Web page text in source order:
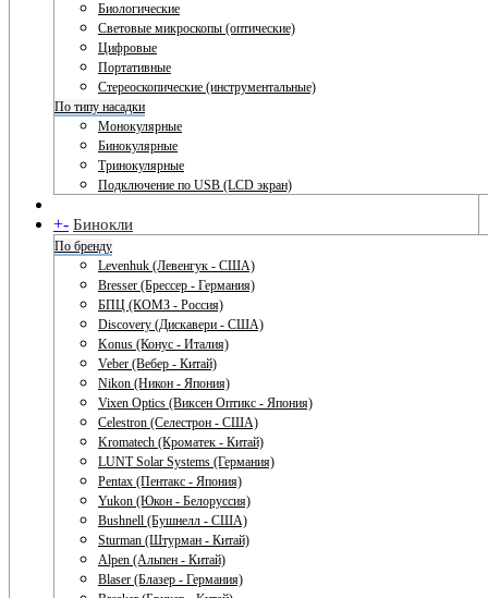
Биологические
Световые микроскопы (оптические)
Цифровые
Портативные
Стереоскопические (инструментальные)
По типу насадки
Монокулярные
Бинокулярные
Тринокулярные
Подключение по USB (LCD экран)
+- Бинокли
По бренду
Levenhuk (Левенгук - США)
Bresser (Брессер - Германия)
БПЦ (КОМЗ - Россия)
Discovery (Дискавери - США)
Konus (Конус - Италия)
Veber (Вебер - Китай)
Nikon (Никон - Япония)
Vixen Optics (Виксен Оптикс - Япония)
Celestron (Селестрон - США)
Kromatech (Кроматек - Китай)
LUNT Solar Systems (Германия)
Pentax (Пентакс - Япония)
Yukon (Юкон - Белоруссия)
Bushnell (Бушнелл - США)
Sturman (Штурман - Китай)
Alpen (Альпен - Китай)
Blaser (Блазер - Германия)